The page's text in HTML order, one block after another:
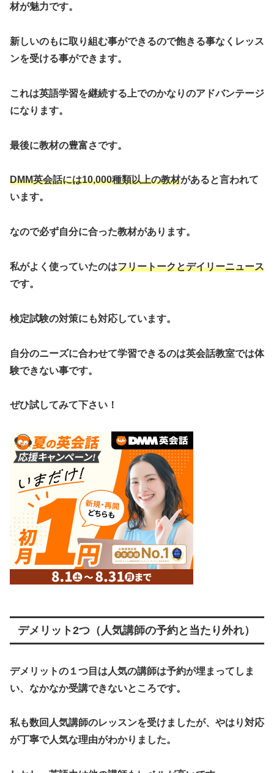
材が魅力です。
新しいのもに取り組む事ができるので飽きる事なくレッス
ンを受ける事ができます。
これは英語学習を継続する上でのかなりのアドバンテージ
になります。
最後に教材の豊富さです。
DMM英会話には10,000種類以上の教材があると言われて
います。
なので必ず自分に合った教材があります。
私がよく使っていたのはフリートークとデイリーニュース
です。
検定試験の対策にも対応しています。
自分のニーズに合わせて学習できるのは英会話教室では体
験できない事です。
ぜひ試してみて下さい！
デメリット2つ（人気講師の予約と当たり外れ）
デメリットの１つ目は人気の講師は予約が埋まってしま
い、なかなか受講できないところです。
私も数回人気講師のレッスンを受けましたが、やはり対応
が丁寧で人気な理由がわかりました。